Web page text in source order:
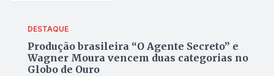
DESTAQUE
Produção brasileira “O Agente Secreto” e
Wagner Moura vencem duas categorias no
Globo de Ouro